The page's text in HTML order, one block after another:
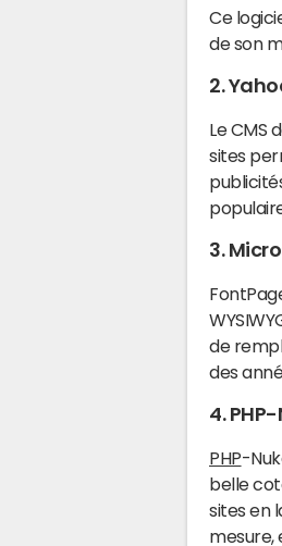
Ce
de son
2.
Le CMS
sites
3.
de
des
4.
PHP-
belle
sites en
mesure,